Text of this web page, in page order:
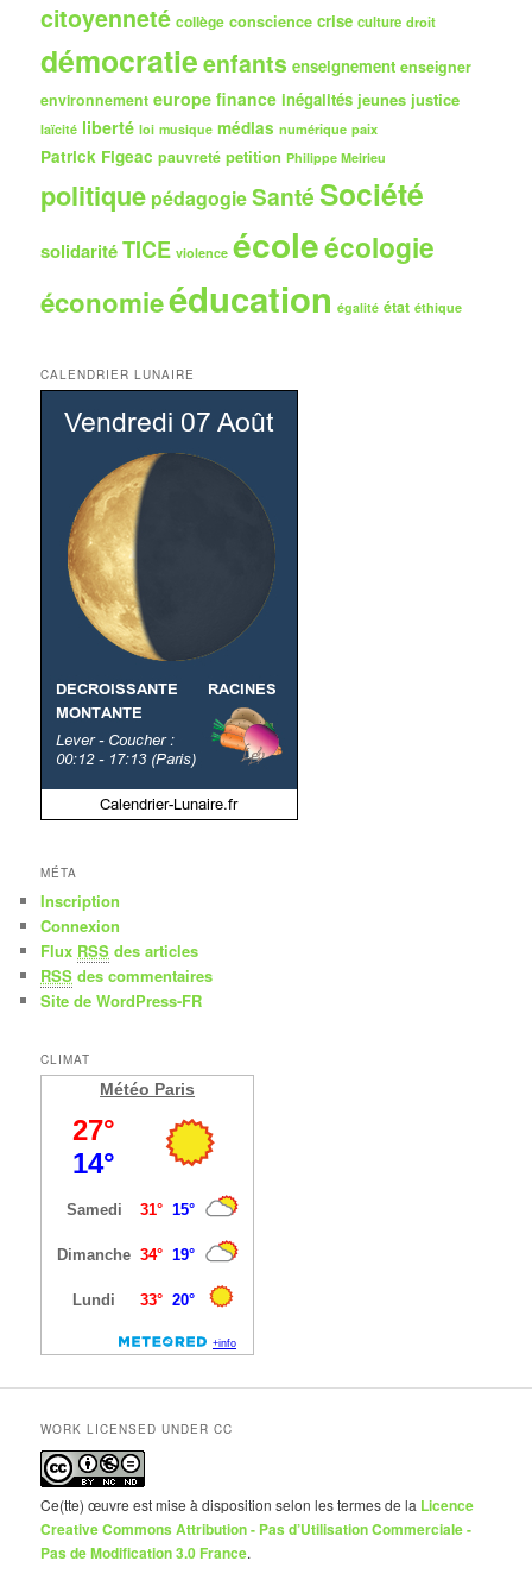
citoyenneté collège conscience crise culture droit
démocratieenfants enseignement enseigner
environnement europe finance inégalités jeunes justice
laïcité liberté loi musique médias numérique paix
Patrick Figeac pauvreté petition Philippe Meirieu
politique pédagogieSantéSociété
solidaritéTICE violence écoleécologie
économieéducation égalité état éthique
CALENDRIER LUNAIRE
MÉTA
Inscription
Connexion
Flux RSS des articles
RSS des commentaires
Site de WordPress-FR
CLIMAT
Météo Paris
WORK LICENSED UNDER CC
Ce(tte) œuvre est mise à disposition selon les termes de la Licence
Creative Commons Attribution - Pas d’Utilisation Commerciale -
Pas de Modification 3.0 France.